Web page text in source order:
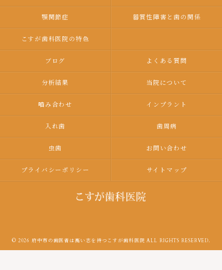
顎関節症 器質性障害と歯の関係
こすが歯科医院の特色
ブログ よくある質問
分析結果 当院について
嚙み合わせ インプラント
入れ歯 歯周病
虫歯 お問い合わせ
プライバシーポリシー サイトマップ
© 2026 府中市の歯医者は高い志を持つこすが歯科医院 ALL RIGHTS RESERVED.